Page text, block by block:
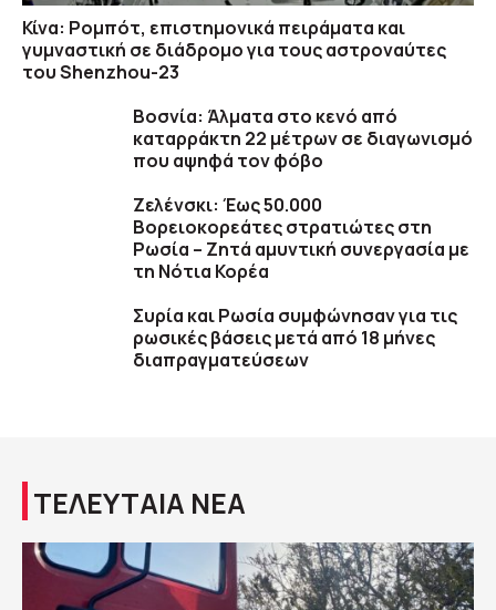
Κίνα: Ρομπότ, επιστημονικά πειράματα και
γυμναστική σε διάδρομο για τους αστροναύτες
του Shenzhou-23
Βοσνία: Άλματα στο κενό από
καταρράκτη 22 μέτρων σε διαγωνισμό
που αψηφά τον φόβο
Ζελένσκι: Έως 50.000
Βορειοκορεάτες στρατιώτες στη
Ρωσία – Ζητά αμυντική συνεργασία με
τη Νότια Κορέα
Συρία και Ρωσία συμφώνησαν για τις
ρωσικές βάσεις μετά από 18 μήνες
διαπραγματεύσεων
ΤΕΛΕΥΤΑΙΑ ΝΕΑ